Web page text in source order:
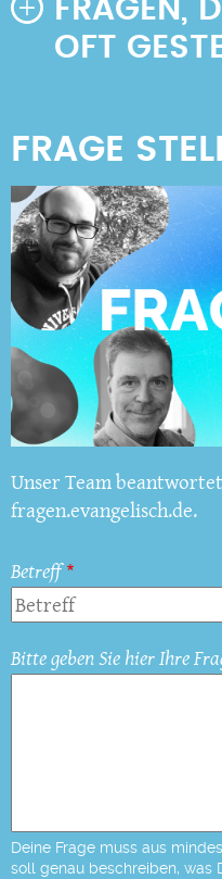
FRAGEN,
OFT
Unser Team
fragen.evangelisch.de.
Betreff
Bitte geben Sie hier Ihre
Deine Frage muss aus
soll genau beschreiben, was